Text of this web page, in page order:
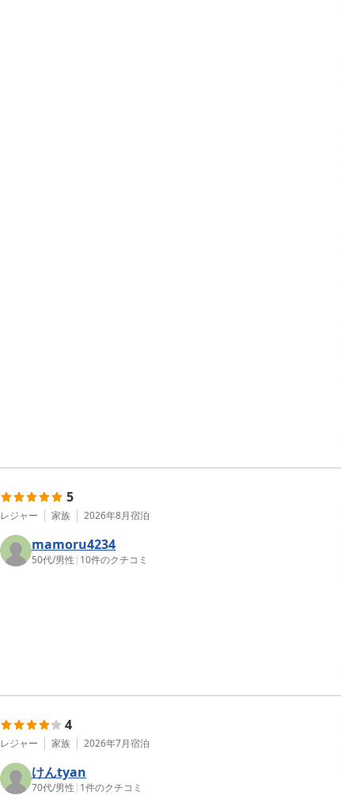
5
レジャー 家族 2026年8月宿泊
mamoru4234
50代/男性 | 10件のクチコミ
4
レジャー 家族 2026年7月宿泊
けんtyan
70代/男性 | 1件のクチコミ